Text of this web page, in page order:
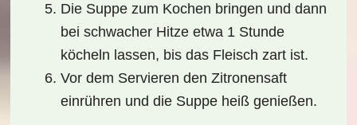
Die Suppe zum Kochen bringen und dann
bei schwacher Hitze etwa 1 Stunde
köcheln lassen, bis das Fleisch zart ist.
Vor dem Servieren den Zitronensaft
einrühren und die Suppe heiß genießen.